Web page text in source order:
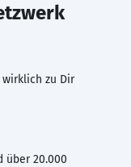
wirklich zu Dir
über 20.000